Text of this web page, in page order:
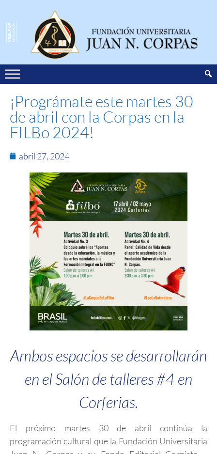
¡Prográmate este martes 30
de abril con la Corpas en la
FILBo 2024!
abril 27, 2024
Ambos espacios se desarrollarán
en el Salón de talleres #4 en
Corferias.
El próximo martes 30 de abril continúa la
programación cultural que la Fundación Universitaria